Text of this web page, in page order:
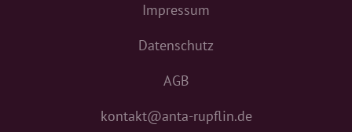
Impressum
Datenschutz
AGB
kontakt@anta-rupflin.de